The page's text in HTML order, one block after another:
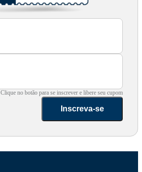
Clique no botão para se inscrever e libere seu cupom
Inscreva-se